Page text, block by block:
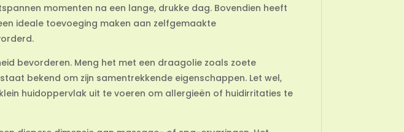
momenten na een lange, drukke dag. Bovendien heeft
ideale toevoeging maken aan zelfgemaakte
bevorderen. Meng het met een draagolie zoals zoete
bekend om zijn samentrekkende eigenschappen. Let wel,
huidoppervlak uit te voeren om allergieën of huidirritaties te